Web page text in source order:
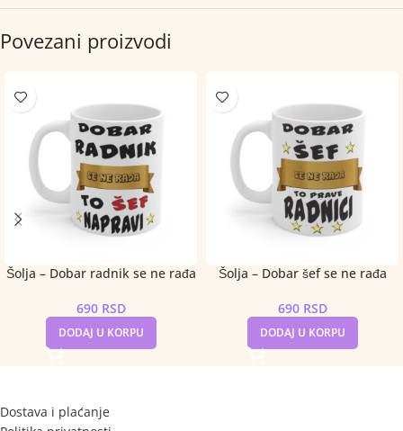
Povezani proizvodi
Šolja – Dobar radnik se ne rađa
690 RSD
DODAJ U KORPU
Šolja – Dobar šef se ne rađa
690 RSD
DODAJ U KORPU
Dostava i plaćanje